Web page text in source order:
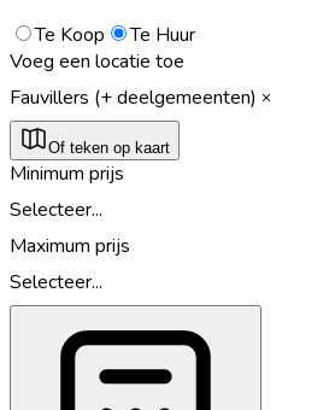
Te Koop
Te Huur
Voeg een locatie toe
Fauvillers (+ deelgemeenten)
Of teken op kaart
Minimum prijs
Selecteer...
Maximum prijs
Selecteer...